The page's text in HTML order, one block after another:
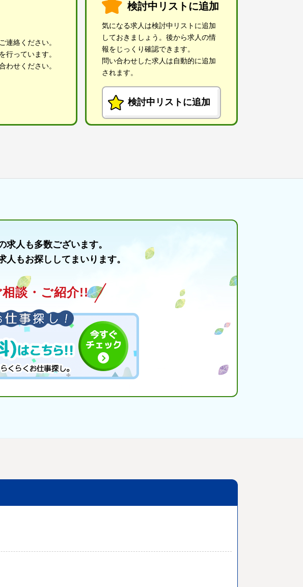
連絡ください。
行っています。
わせください。
検討中リストに追加
気になる求人は検討中リストに追加
しておきましょう。後から求人の情
報をじっくり確認できます。
問い合わせした求人は自動的に追加
されます。
検討中リストに追加
人も多数ございます。
もお探ししてまいります。
談・ご紹介!!